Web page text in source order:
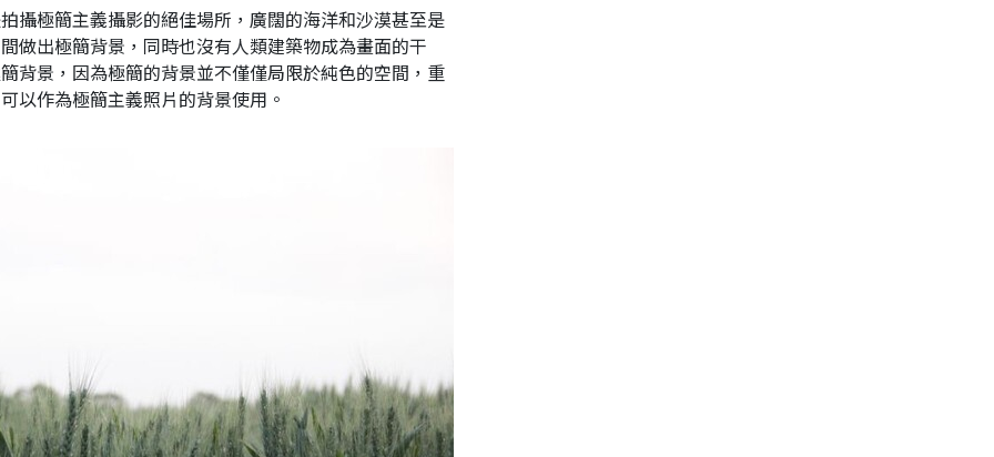
攝極簡主義攝影的絕佳場所，廣闊的海洋和沙漠甚至是
做出極簡​​背景，同時也沒有人類建築物成為畫面的干
背景，因為極簡的背景並不僅僅局限於純色的空間，重
以作為極簡主義照片的背景使用。